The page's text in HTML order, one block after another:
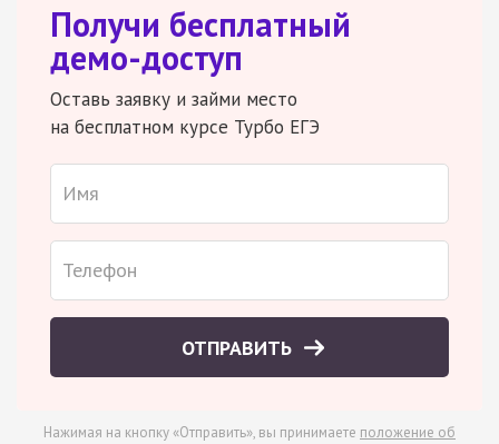
Получи бесплатный
демо-доступ
Оставь заявку и займи место
на бесплатном курсе Турбо ЕГЭ
ОТПРАВИТЬ
Нажимая на кнопку «Отправить», вы принимаете положение об